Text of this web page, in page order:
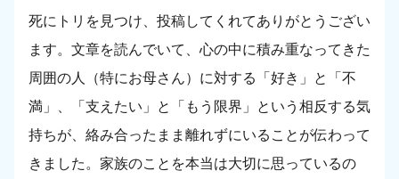
死にトリを見つけ、投稿してくれてありがとうござい
ます。文章を読んでいて、心の中に積み重なってきた
周囲の人（特にお母さん）に対する「好き」と「不
満」、「支えたい」と「もう限界」という相反する気
持ちが、絡み合ったまま離れずにいることが伝わって
きました。家族のことを本当は大切に思っているの